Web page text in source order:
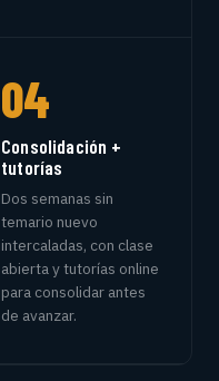
04
Consolidación +
tutorías
Dos semanas sin
temario nuevo
intercaladas, con clase
abierta y tutorías online
para consolidar antes
de avanzar.